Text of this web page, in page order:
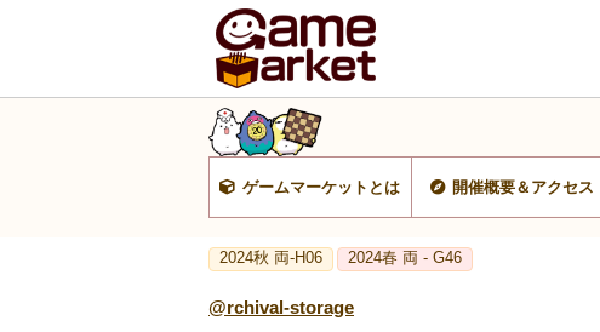
ゲームマーケットとは 開催概要＆アクセス
2024秋 両-H06 2024春 両 - G46
@rchival-storage